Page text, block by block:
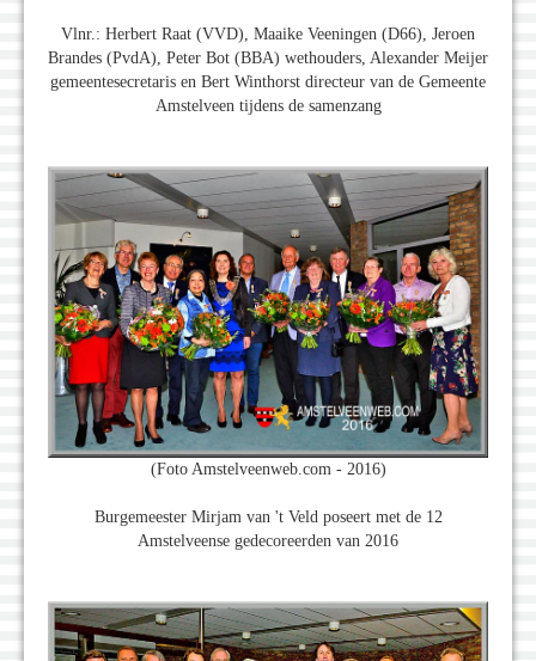
Vlnr.: Herbert Raat (VVD), Maaike Veeningen (D66), Jeroen
Brandes (PvdA), Peter Bot (BBA) wethouders, Alexander Meijer
gemeentesecretaris en Bert Winthorst directeur van de Gemeente
Amstelveen tijdens de samenzang
(Foto Amstelveenweb.com - 2016)
Burgemeester Mirjam van 't Veld poseert met de 12
Amstelveense gedecoreerden van 2016